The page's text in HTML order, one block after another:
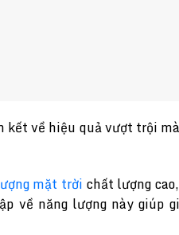
kết về hiệu quả vượt trội
mặt trời chất lượng
về năng lượng này